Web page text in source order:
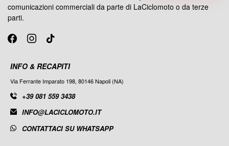
INFO & RECAPITI
Via Ferrante Imparato 198, 80146 Napoli (NA)
+39 081 559 3438
INFO@LACICLOMOTO.IT
CONTATTACI SU WHATSAPP
comunicazioni commerciali da parte di LaCiclomoto o da terze
parti.